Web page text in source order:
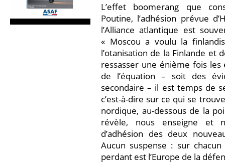
L’effet boomerang que
Poutine, l’adhésion prévue
l’Alliance atlantique est
« Moscou a voulu la
l’otanisation de la Finlande et
ressasser une énième fois
de l’équation – soit des
secondaire – il est temps de
c’est-à-dire sur ce qui se
nordique, au-dessous de la
révèle, nous enseigne et
d’adhésion des deux
Aucun suspense : sur
perdant est l’Europe de la